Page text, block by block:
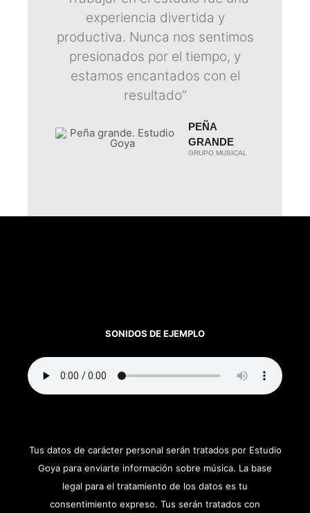
experiencia divertida y
productiva. Nunca nos sentimos
presionados por el tiempo, y
estamos encantados con el
resultado”
PEÑA
GRANDE
GRUPO MUSICAL
SONIDOS DE EJEMPLO
Tus datos de carácter personal serán tratados por Estudio
Goya para enviarte información sobre música. La base
legal para el tratamiento de los datos es tu
consentimiento expreso. Tus serán tratados con